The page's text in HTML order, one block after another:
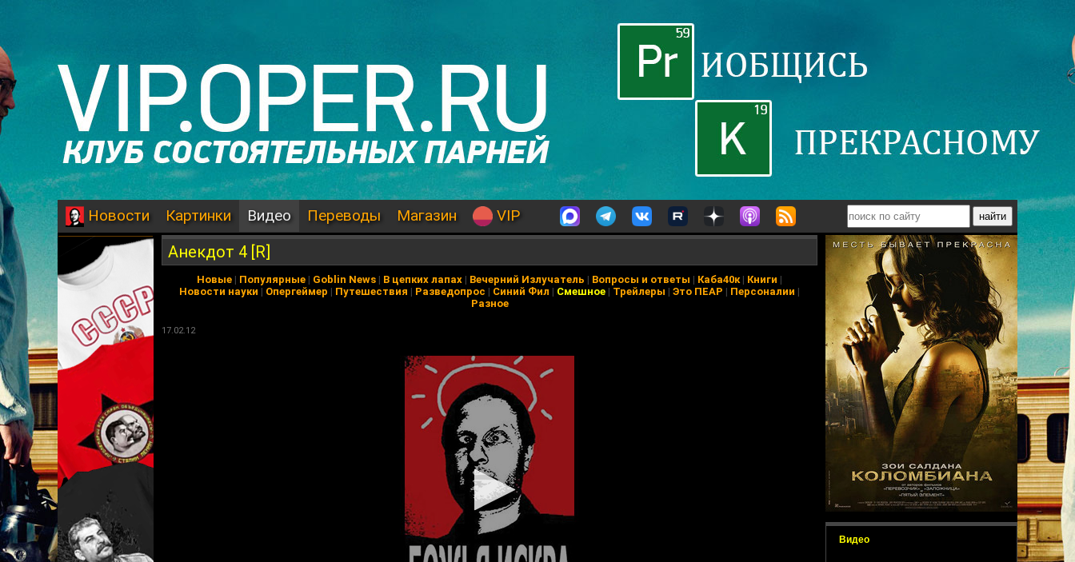
Новости Картинки Видео Переводы Магазин VIP
Видео
Анекдот 4 [R]
Новые | Популярные | Goblin News | В цепких лапах | Вечерний Излучатель | Вопросы и ответы | Каба40к| Книги |
Новости науки | Опергеймер | Путешествия | Разведопрос | Синий Фил | Смешное | Трейлеры | Это ПЕАР | Персоналии |
Разное
17.02.12